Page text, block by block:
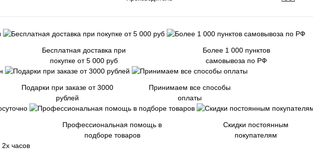
Бесплатная доставка при
покупке от 5 000 руб
Более 1 000 пунктов
самовывоза по РФ
Подарки при заказе от 3000
рублей
Принимаем все способы
оплаты
Профессиональная помощь в
подборе товаров
Скидки постоянным
покупателям